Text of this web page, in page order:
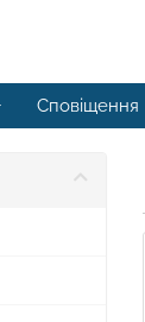
Сповіщення